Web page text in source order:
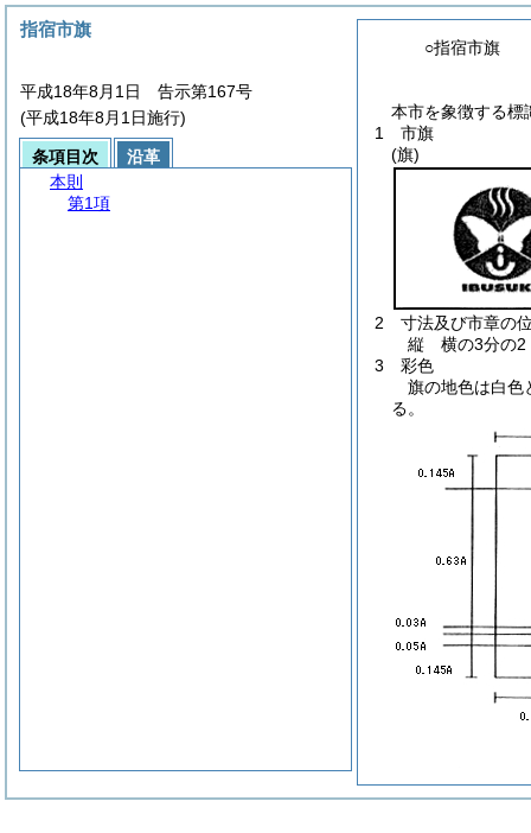
○指宿市旗
本市を象徴する標
1 市旗
(旗)
2 寸法及び市章の
縦 横の3分の2
3 彩色
旗の地色は白色
る。
指宿市旗
平成18年8月1日 告示第167号
(平成18年8月1日施行)
条項目次
沿革
本則
第1項